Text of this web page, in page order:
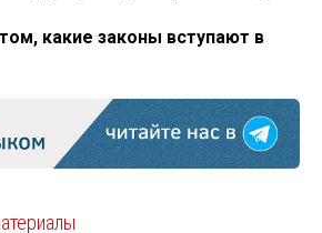
какие законы вступают в